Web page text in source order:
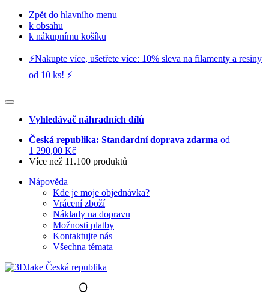
Zpět do hlavního menu
k obsahu
k nákupnímu košíku
⚡️Nakupte více, ušetřete více: 10% sleva na filamenty a resiny
od 10 ks! ⚡️
Vyhledávač náhradních dílů
Česká republika: Standardní doprava zdarma od
1 290,00 Kč
Více než 11.100 produktů
Nápověda
Kde je moje objednávka?
Vrácení zboží
Náklady na dopravu
Možnosti platby
Kontaktujte nás
Všechna témata